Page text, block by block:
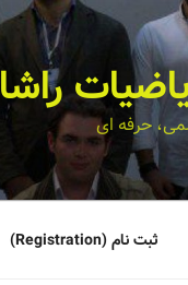
راشا
حرفه ای
ثبت نام (Registration)